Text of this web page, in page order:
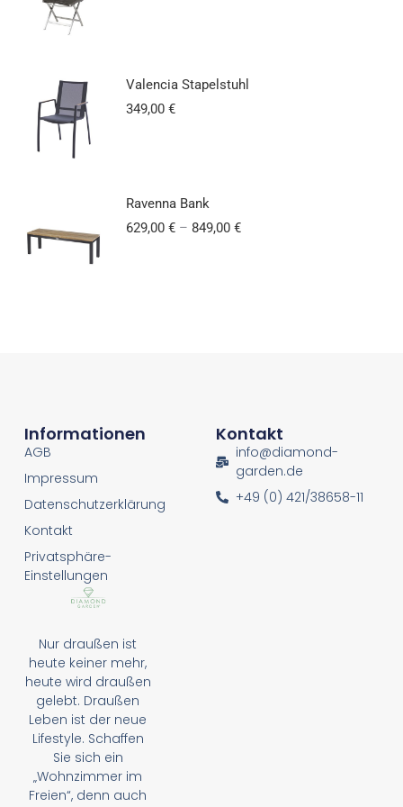
Valencia Stapelstuhl
349,00 €
Ravenna Bank
629,00 € – 849,00 €
Nur draußen ist
heute keiner mehr,
heute wird draußen
gelebt. Draußen
Leben ist der neue
Lifestyle. Schaffen
Sie sich ein
„Wohnzimmer im
Freien“, denn auch
Informationen
AGB
Impressum
Datenschutzerklärung
Kontakt
Privatsphäre-
Einstellungen
Kontakt
info@diamond-
garden.de
+49 (0) 421/38658-11